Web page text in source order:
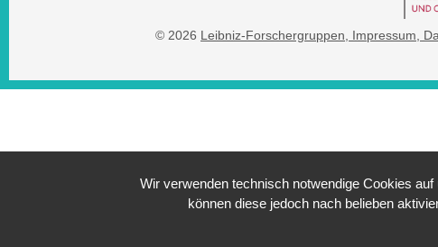
© 2026 Leibniz-Forschergruppen , Impressum ,
Wir verwenden technisch notwendige Cookies
können diese jedoch nach belieben